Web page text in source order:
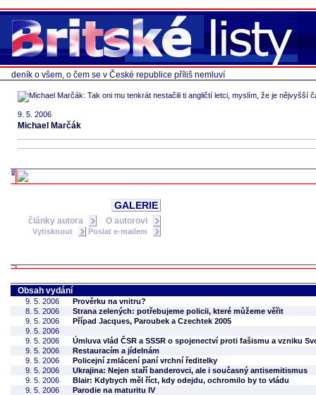
deník o všem, o čem se v České republice příliš nemluví
9. 5. 2006
Michael Marčák
GALERIE
články autora O autorovi
Vytisknout Poslat e-mailem
Obsah vydání
9. 5. 2006
Prověrku na vnitru?
8. 5. 2006
Strana zelených: potřebujeme policii, které můžeme věřit
9. 5. 2006
Případ Jacques, Paroubek a Czechtek 2005
9. 5. 2006
9. 5. 2006
Úmluva vlád ČSR a SSSR o spojenectví proti fašismu a vzniku
9. 5. 2006
Restauracím a jídelnám
9. 5. 2006
Policejní zmlácení paní vrchní ředitelky
9. 5. 2006
Ukrajina: Nejen staří banderovci, ale i současný antisemitismus
9. 5. 2006
Blair: Kdybych měl říct, kdy odejdu, ochromilo by to vládu
9. 5. 2006
Parodie na maturitu IV